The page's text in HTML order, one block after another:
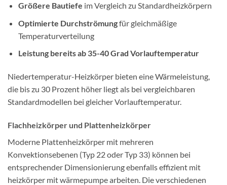
Größere Bautiefe im Vergleich zu Standardheizkörpern
Optimierte Durchströmungfür gleichmäßige
Temperaturverteilung
Leistung bereits ab 35-40 Grad Vorlauftemperatur
Niedertemperatur-Heizkörper bieten eine Wärmeleistung,
die bis zu 30 Prozent höher liegt als bei vergleichbaren
Standardmodellen bei gleicher Vorlauftemperatur.
Flachheizkörper und Plattenheizkörper
Moderne Plattenheizkörper mit mehreren
Konvektionsebenen (Typ 22 oder Typ 33) können bei
entsprechender Dimensionierung ebenfalls effizient mit
heizkörper mit wärmepumpe arbeiten. Die verschiedenen